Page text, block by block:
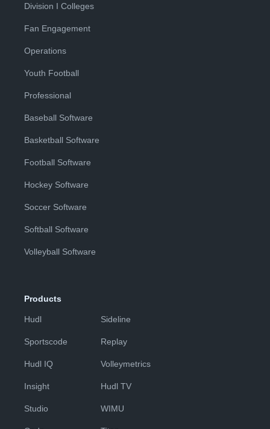
Division I Colleges
Fan Engagement
Operations
Youth Football
Professional
Baseball Software
Basketball Software
Football Software
Hockey Software
Soccer Software
Softball Software
Volleyball Software
Products
Hudl
Sportscode
Hudl IQ
Insight
Studio
Sideline
Replay
Volleymetrics
Hudl TV
WIMU